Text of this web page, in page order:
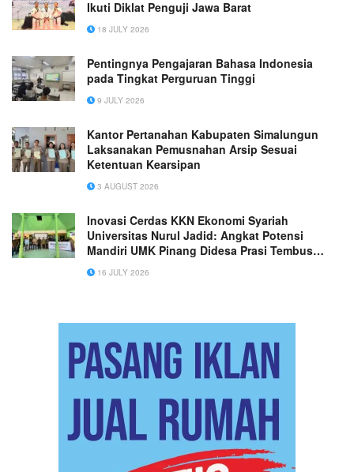
Ikuti Diklat Penguji Jawa Barat
18 JULY 2026
Pentingnya Pengajaran Bahasa Indonesia
pada Tingkat Perguruan Tinggi
9 JULY 2026
Kantor Pertanahan Kabupaten Simalungun
Laksanakan Pemusnahan Arsip Sesuai
Ketentuan Kearsipan
3 AUGUST 2026
Inovasi Cerdas KKN Ekonomi Syariah
Universitas Nurul Jadid: Angkat Potensi
Mandiri UMK Pinang Didesa Prasi Tembus
Pasar Ekspor 3 Ton per Bulan
16 JULY 2026